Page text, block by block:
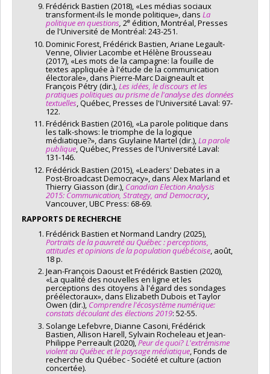
Frédérick Bastien (2018), «Les médias sociaux
transforment-ils le monde politique», dans La
politique en questions, 2e édition, Montréal, Presses
de l'Université de Montréal: 243-251.
Dominic Forest, Frédérick Bastien, Ariane Legault-
Venne, Olivier Lacombe et Hélène Brousseau
(2017), «Les mots de la campagne: la fouille de
textes appliquée à l'étude de la communication
électorale», dans Pierre-Marc Daigneault et
François Pétry (dir.),Les idées, le discours et les
pratiques politiques au prisme de l'analyse des données
textuelles, Québec, Presses de l'Université Laval: 97-
122.
Frédérick Bastien (2016), «La parole politique dans
les talk-shows: le triomphe de la logique
médiatique?», dans Guylaine Martel (dir.),La parole
publique, Québec, Presses de l'Université Laval:
131-146.
Frédérick Bastien (2015), «Leaders' Debates in a
Post-Broadcast Democracy», dans Alex Marland et
Thierry Giasson (dir.), Canadian Election Analysis
2015: Communication, Strategy, and Democracy,
Vancouver, UBC Press: 68-69.
RAPPORTS DE RECHERCHE
Frédérick Bastien et Normand Landry (2025),
Portraits de la pauvreté au Québec : perceptions,
attitudes et opinions de la population québécoise, août,
18 p.
Jean-François Daoust et Frédérick Bastien (2020),
«La qualité des nouvelles en ligne et les
perceptions des citoyens à l'égard des sondages
préélectoraux», dans Elizabeth Dubois et Taylor
Owen (dir.), Comprendre l'écosystème numérique:
constats découlant des élections 2019: 52-55.
Solange Lefebvre, Dianne Casoni, Frédérick
Bastien, Allison Harell, Sylvain Rocheleau et Jean-
Philippe Perreault (2020),Peur de quoi? L'extrémisme
violent au Québec et le paysage médiatique, Fonds de
recherche du Québec - Société et culture (action
concertée).